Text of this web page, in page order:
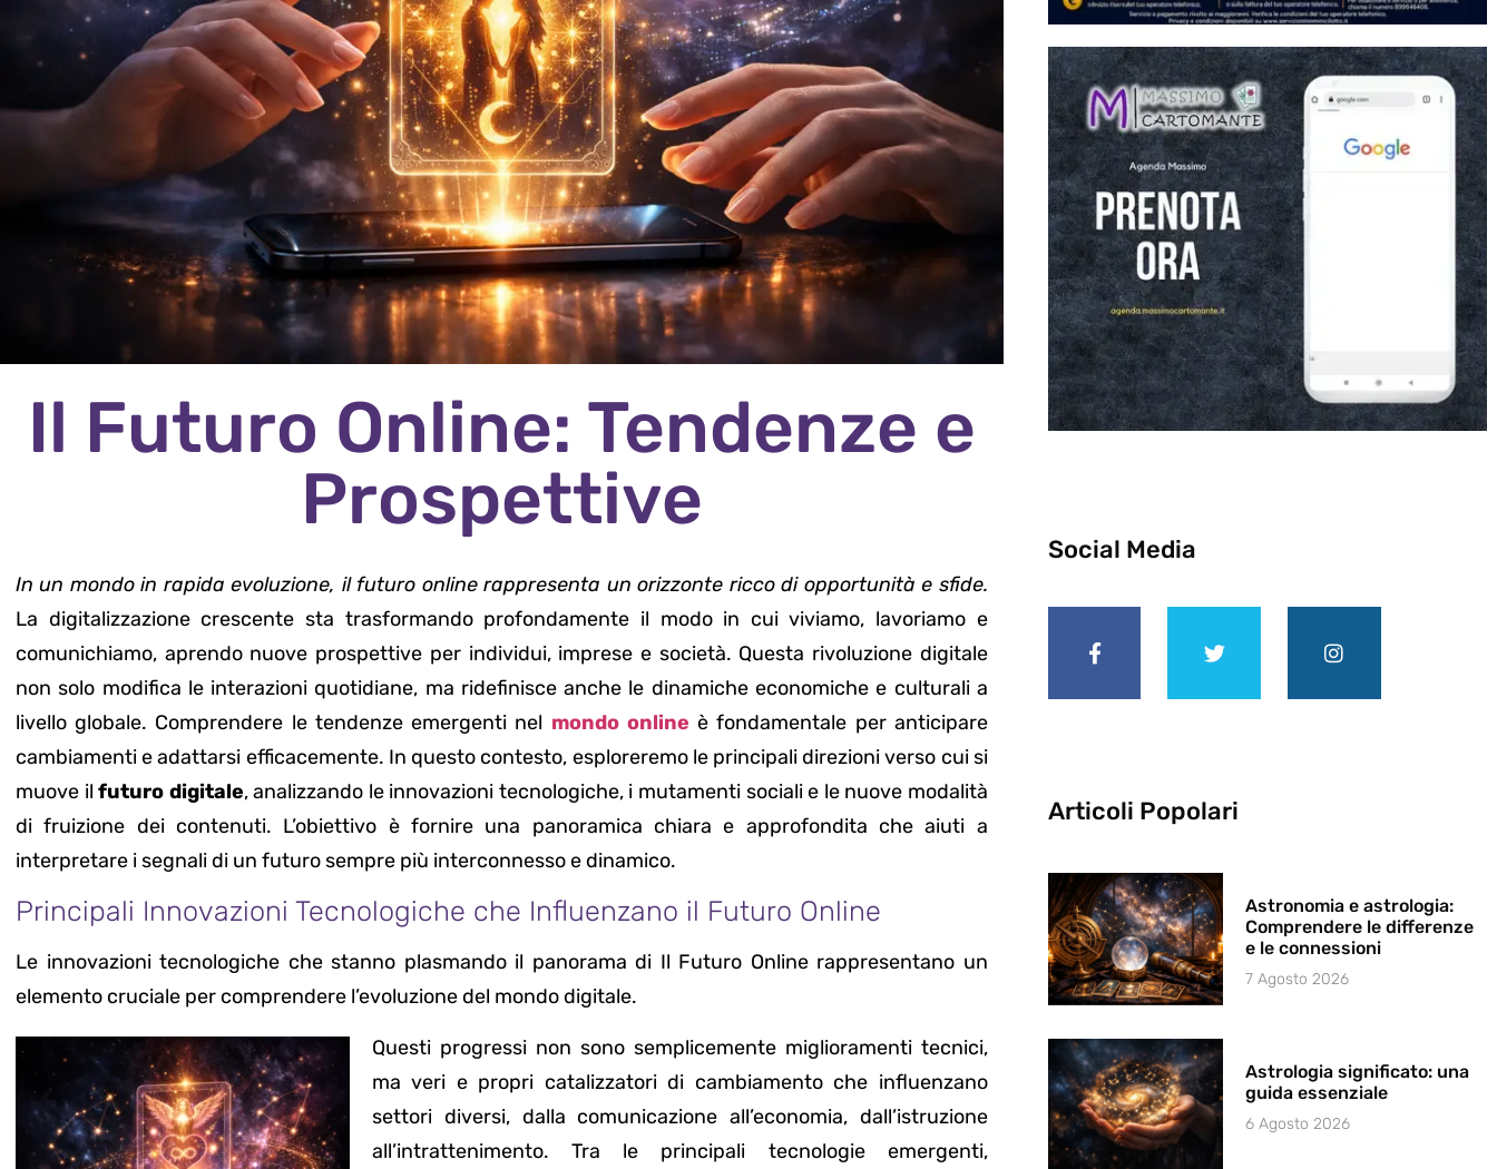
Il Futuro Online: Tendenze e
Prospettive
In un mondo in rapida evoluzione, il futuro online rappresenta un orizzonte ricco di opportunità e sfide.
La digitalizzazione crescente sta trasformando profondamente il modo in cui viviamo, lavoriamo e
comunichiamo, aprendo nuove prospettive per individui, imprese e società. Questa rivoluzione digitale
non solo modifica le interazioni quotidiane, ma ridefinisce anche le dinamiche economiche e culturali a
livello globale. Comprendere le tendenze emergenti nel mondo online è fondamentale per anticipare
cambiamenti e adattarsi efficacemente. In questo contesto, esploreremo le principali direzioni verso cui si
muove ilfuturo digitale, analizzando le innovazioni tecnologiche, i mutamenti sociali e le nuove modalità
di fruizione dei contenuti. L’obiettivo è fornire una panoramica chiara e approfondita che aiuti a
interpretare i segnali di un futuro sempre più interconnesso e dinamico.
Principali Innovazioni Tecnologiche che Influenzano il Futuro Online
Le innovazioni tecnologiche che stanno plasmando il panorama di Il Futuro Online rappresentano un
elemento cruciale per comprendere l’evoluzione del mondo digitale.
Questi progressi non sono semplicemente miglioramenti tecnici,
ma veri e propri catalizzatori di cambiamento che influenzano
settori diversi, dalla comunicazione all’economia, dall’istruzione
all’intrattenimento. Tra le principali tecnologie emergenti,
Social Media
Articoli Popolari
Astronomia e astrologia:
Comprendere le differenze
e le connessioni
7 Agosto 2026
Astrologia significato: una
guida essenziale
6 Agosto 2026